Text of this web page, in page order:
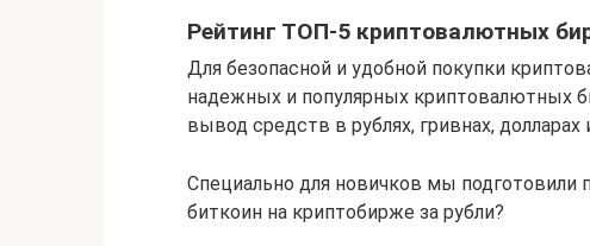
Рейтинг ТОП-5 криптовалютных
Для безопасной и удобной покупки
надежных и популярных криптовалютных
вывод средств в рублях, гривнах, долларах
Специально для новичков мы подготовили
биткоин на криптобирже за рубли?